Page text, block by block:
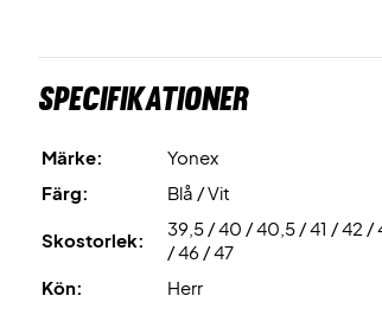
Specifikationer
Märke:
Yonex
Färg:
Blå / Vit
Skostorlek:
39,5 / 40 / 40,5 / 41 / 42 /
/ 46 / 47
Kön:
Herr